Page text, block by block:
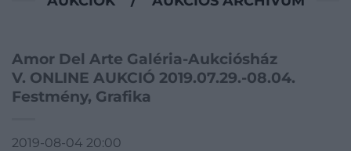
Amor Del Arte Galéria-Aukciósház
V. ONLINE AUKCIÓ 2019.07.29.-08.04.
Festmény, Grafika
2019-08-04 20:00